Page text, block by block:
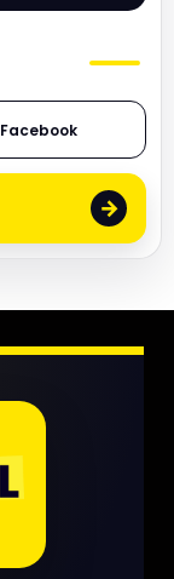
Facebook
→